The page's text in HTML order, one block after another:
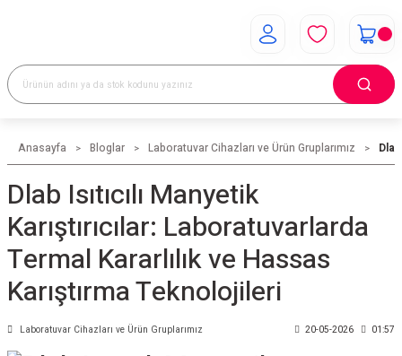
Anasayfa Bloglar Laboratuvar Cihazları ve Ürün Gruplarımız
Dlab Isıtıcılı Manyetik
Karıştırıcılar: Laboratuvarlarda
Termal Kararlılık ve Hassas
Karıştırma Teknolojileri
Laboratuvar Cihazları ve Ürün Gruplarımız 20-05-2026 01:57